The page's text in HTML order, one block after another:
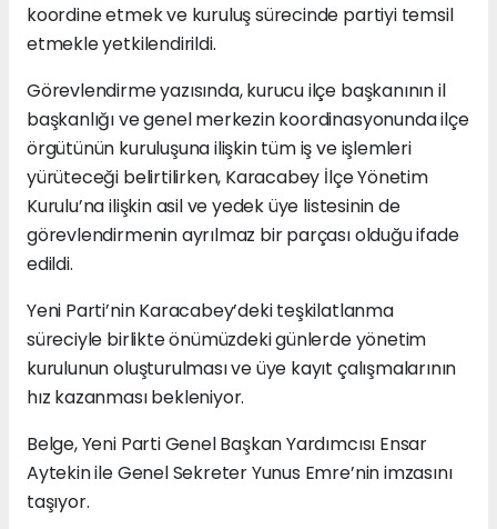
koordine etmek ve kuruluş sürecinde partiyi temsil
etmekle yetkilendirildi.
Görevlendirme yazısında, kurucu ilçe başkanının il
başkanlığı ve genel merkezin koordinasyonunda ilçe
örgütünün kuruluşuna ilişkin tüm iş ve işlemleri
yürüteceği belirtilirken, Karacabey İlçe Yönetim
Kurulu’na ilişkin asil ve yedek üye listesinin de
görevlendirmenin ayrılmaz bir parçası olduğu ifade
edildi.
Yeni Parti’nin Karacabey’deki teşkilatlanma
süreciyle birlikte önümüzdeki günlerde yönetim
kurulunun oluşturulması ve üye kayıt çalışmalarının
hız kazanması bekleniyor.
Belge, Yeni Parti Genel Başkan Yardımcısı Ensar
Aytekin ile Genel Sekreter Yunus Emre’nin imzasını
taşıyor.